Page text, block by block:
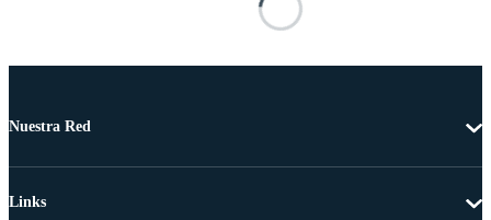
Nuestra Red
Links